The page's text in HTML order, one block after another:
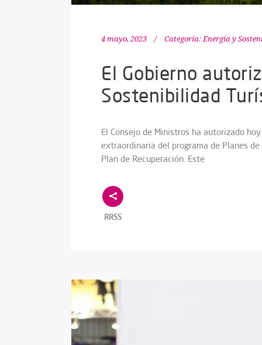
4 mayo, 2023 Categoría: Energía y
El Gobierno
Sostenibilidad
El Consejo de Ministros ha autorizado
extraordinaria del programa de Planes
Plan de Recuperación. Este
RRSS